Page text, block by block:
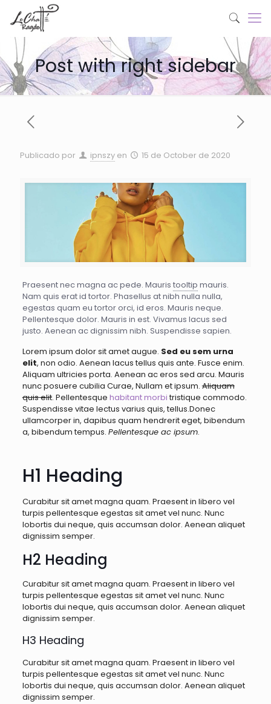
Post with right sidebar
Publicado por ipnszy en 15 de October de 2020
Praesent nec magna ac pede. Mauris tooltip mauris.
Nam quis erat id tortor. Phasellus at nibh nulla nulla,
egestas quam eu tortor orci, id eros. Mauris neque.
Pellentesque dolor. Mauris in est. Vivamus lacus sed
justo. Aenean ac dignissim nibh. Suspendisse sapien.
Lorem ipsum dolor sit amet augue. Sed eu sem urna
elit, non odio. Aenean lacus tellus quis ante. Fusce enim.
Aliquam ultricies porta. Aenean ac eros sed arcu. Mauris
nunc posuere cubilia Curae, Nullam et ipsum.Aliquam
quis elit. Pellentesque habitant morbitristique commodo.
Suspendisse vitae lectus varius quis, tellus.Donec
ullamcorper in, dapibus quam hendrerit eget, bibendum
a, bibendum tempus. Pellentesque ac ipsum.
H1 Heading
Curabitur sit amet magna quam. Praesent in libero vel
turpis pellentesque egestas sit amet vel nunc. Nunc
lobortis dui neque, quis accumsan dolor. Aenean aliquet
dignissim semper.
H2 Heading
Curabitur sit amet magna quam. Praesent in libero vel
turpis pellentesque egestas sit amet vel nunc. Nunc
lobortis dui neque, quis accumsan dolor. Aenean aliquet
dignissim semper.
H3 Heading
Curabitur sit amet magna quam. Praesent in libero vel
turpis pellentesque egestas sit amet vel nunc. Nunc
lobortis dui neque, quis accumsan dolor. Aenean aliquet
dignissim semper.